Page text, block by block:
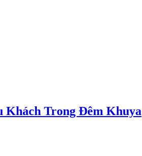
Khách Trong Đêm Khuya